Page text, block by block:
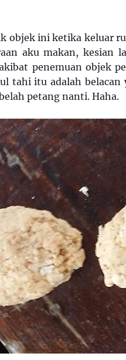
objek ini ketika keluar
aku makan, kesian
penemuan objek
tahi itu adalah
petang nanti. Haha.